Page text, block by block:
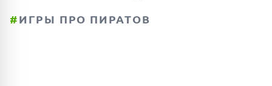
#ИГРЫ ПРО ПИРАТОВ